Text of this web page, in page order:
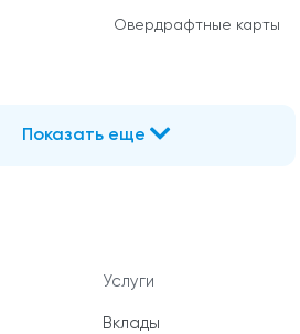
Овердрафтные карты
Показать еще
Услуги
Вклады